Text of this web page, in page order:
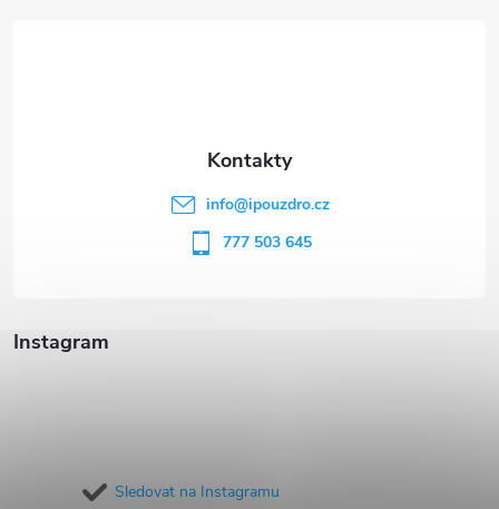
Instagram
Sledovat na Instagramu
info@ipouzdro.cz
777 503 645